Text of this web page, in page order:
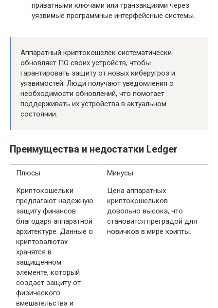
приватными ключами или транзакциями через
уязвимые программные интерфейсные системы.
Аппаратный криптокошелек систематически
обновляет ПО своих устройств, чтобы
гарантировать защиту от новых киберугроз и
уязвимостей. Люди получают уведомления о
необходимости обновлений, что помогает
поддерживать их устройства в актуальном
состоянии.
Преимущества и недостатки Ledger
Плюсы
Минусы
Криптокошельки
предлагают надежную
защиту финансов
благодаря аппаратной
архитектуре. Данные о
криптовалютах
хранятся в
защищенном
элементе, который
создает защиту от
физического
вмешательства и
Цена аппаратных
криптокошельков
довольно высока, что
становится преградой для
новичков в мире крипты.